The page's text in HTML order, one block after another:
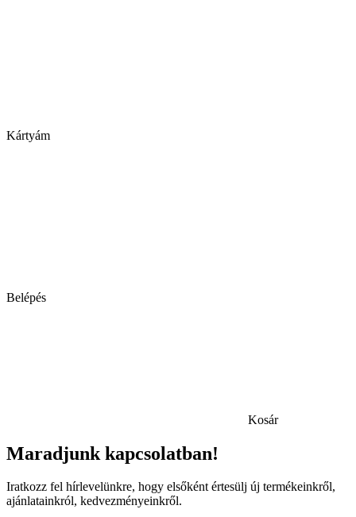
Kártyám
Belépés
Kosár
Maradjunk kapcsolatban!
Iratkozz fel hírlevelünkre, hogy elsőként értesülj új termékeinkről,
ajánlatainkról, kedvezményeinkről.